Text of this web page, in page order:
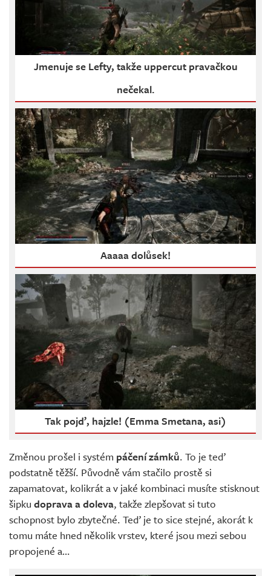
Jmenuje se Lefty, takže uppercut pravačkou
nečekal.
Aaaaa dolůsek!
Tak pojď, hajzle! (Emma Smetana, asi)
Změnou prošel i systém páčenízámků. To je teď
podstatně těžší. Původně vám stačilo prostě si
zapamatovat, kolikrát a v jaké kombinaci musíte stisknout
šipku doprava a doleva, takže zlepšovat si tuto
schopnost bylo zbytečné. Teď je to sice stejné, akorát k
tomu máte hned několik vrstev, které jsou mezi sebou
propojené a…